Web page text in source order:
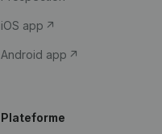
iOS app
Android app
Plateforme